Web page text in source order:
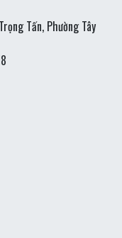
Tấn, Phường Tây